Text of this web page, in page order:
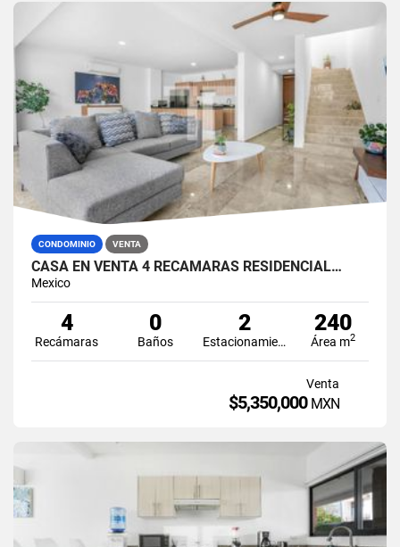
CONDOMINIO VENTA
CASA EN VENTA 4 RECÁMARAS RESIDENCIAL…
Mexico
4
Recámaras
0
Baños
2
Estacionamiento
240
Área m2
Venta
$5,350,000 MXN